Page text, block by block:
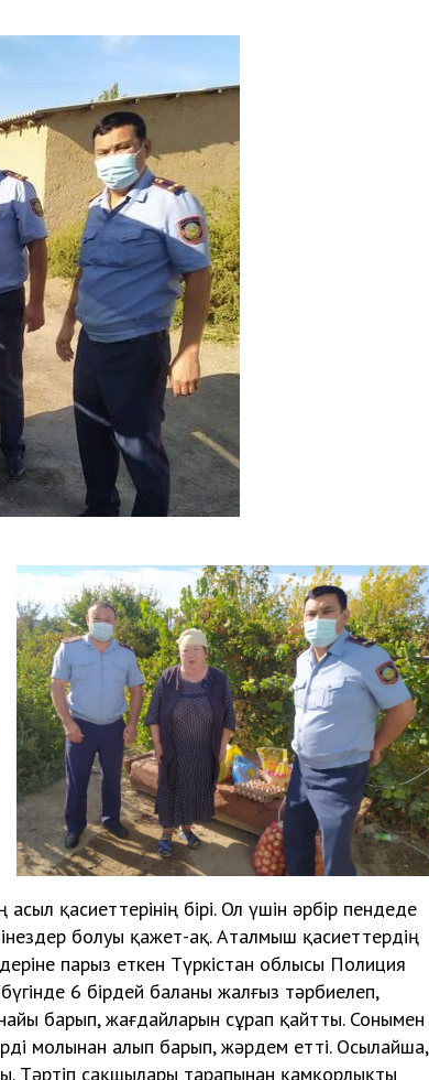
қасиеттерінің бірі. Ол үшін әрбір пендеде
болуы қажет-ақ. Аталмыш қасиеттердің
парыз еткен Түркістан облысы Полиция
6 бірдей баланы жалғыз тәрбиелеп,
барып, жағдайларын сұрап қайтты. Сонымен
молынан алып барып, жәрдем етті. Осылайша,
Тәртіп сақшылары тарапынан қамқорлықты